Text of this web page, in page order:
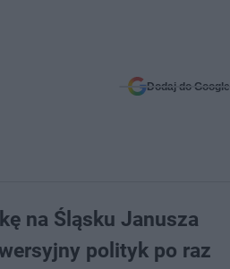
Dodaj do Google
na Śląsku Janusza
polityk po raz